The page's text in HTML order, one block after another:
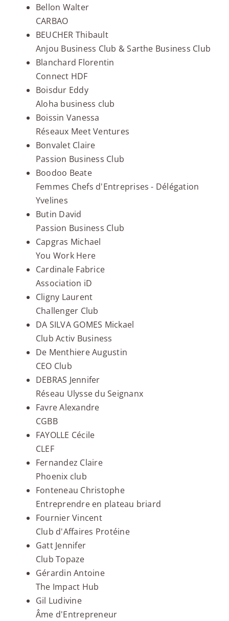
Bellon Walter
CARBAO
BEUCHER Thibault
Anjou Business Club & Sarthe Business Club
Blanchard Florentin
Connect HDF
Boisdur Eddy
Aloha business club
Boissin Vanessa
Réseaux Meet Ventures
Bonvalet Claire
Passion Business Club
Boodoo Beate
Femmes Chefs d'Entreprises - Délégation
Yvelines
Butin David
Passion Business Club
Capgras Michael
You Work Here
Cardinale Fabrice
Association iD
Cligny Laurent
Challenger Club
DA SILVA GOMES Mickael
Club Activ Business
De Menthiere Augustin
CEO Club
DEBRAS Jennifer
Réseau Ulysse du Seignanx
Favre Alexandre
CGBB
FAYOLLE Cécile
CLEF
Fernandez Claire
Phoenix club
Fonteneau Christophe
Entreprendre en plateau briard
Fournier Vincent
Club d'Affaires Protéine
Gatt Jennifer
Club Topaze
Gérardin Antoine
The Impact Hub
Gil Ludivine
Âme d'Entrepreneur